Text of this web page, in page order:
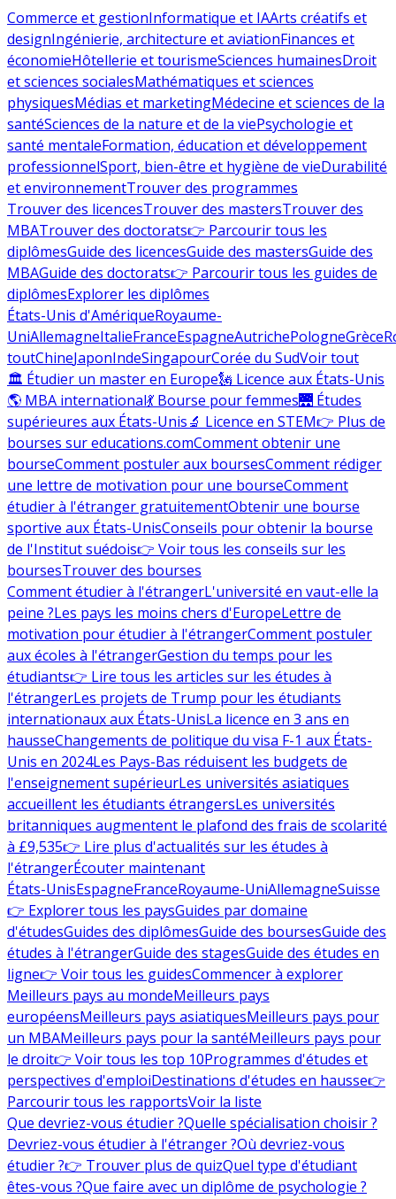
Commerce et gestionInformatique et IAArts créatifs et
designIngénierie, architecture et aviationFinances et
économieHôtellerie et tourismeSciences humainesDroit
et sciences socialesMathématiques et sciences
physiquesMédias et marketingMédecine et sciences de la
santéSciences de la nature et de la viePsychologie et
santé mentaleFormation, éducation et développement
professionnelSport, bien-être et hygiène de vieDurabilité
et environnementTrouver des programmes
Trouver des licencesTrouver des mastersTrouver des
MBATrouver des doctorats👉 Parcourir tous les
diplômesGuide des licencesGuide des mastersGuide des
MBAGuide des doctorats👉 Parcourir tous les guides de
diplômesExplorer les diplômes
États-Unis d'AmériqueRoyaume-
UniAllemagneItalieFranceEspagneAutrichePologneGrèce
toutChineJaponIndeSingapourCorée du SudVoir tout
🏛 Étudier un master en Europe🗽 Licence aux États-Unis
🌎 MBA international💃 Bourse pour femmes🌉 Études
supérieures aux États-Unis🔬 Licence en STEM👉 Plus de
bourses sur educations.comComment obtenir une
bourseComment postuler aux boursesComment rédiger
une lettre de motivation pour une bourseComment
étudier à l'étranger gratuitementObtenir une bourse
sportive aux États-UnisConseils pour obtenir la bourse
de l'Institut suédois👉 Voir tous les conseils sur les
boursesTrouver des bourses
Comment étudier à l'étrangerL'université en vaut-elle la
peine ?Les pays les moins chers d'EuropeLettre de
motivation pour étudier à l'étrangerComment postuler
aux écoles à l'étrangerGestion du temps pour les
étudiants👉 Lire tous les articles sur les études à
l'étrangerLes projets de Trump pour les étudiants
internationaux aux États-UnisLa licence en 3 ans en
hausseChangements de politique du visa F-1 aux États-
Unis en 2024Les Pays-Bas réduisent les budgets de
l'enseignement supérieurLes universités asiatiques
accueillent les étudiants étrangersLes universités
britanniques augmentent le plafond des frais de scolarité
à £9,535👉 Lire plus d'actualités sur les études à
l'étrangerÉcouter maintenant
États-UnisEspagneFranceRoyaume-UniAllemagneSuisse
👉 Explorer tous les paysGuides par domaine
d'étudesGuides des diplômesGuide des boursesGuide des
études à l'étrangerGuide des stagesGuide des études en
ligne👉 Voir tous les guidesCommencer à explorer
Meilleurs pays au mondeMeilleurs pays
européensMeilleurs pays asiatiquesMeilleurs pays pour
un MBAMeilleurs pays pour la santéMeilleurs pays pour
le droit👉 Voir tous les top 10Programmes d'études et
perspectives d'emploiDestinations d'études en hausse👉
Parcourir tous les rapportsVoir la liste
Que devriez-vous étudier ?Quelle spécialisation choisir ?
Devriez-vous étudier à l'étranger ?Où devriez-vous
étudier ?👉 Trouver plus de quizQuel type d'étudiant
êtes-vous ?Que faire avec un diplôme de psychologie ?